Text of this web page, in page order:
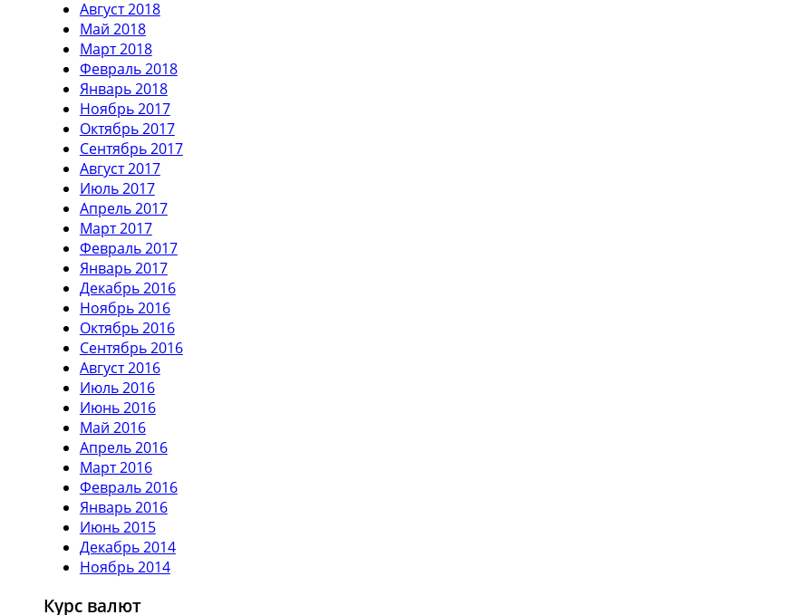
Август 2018
Май 2018
Март 2018
Февраль 2018
Январь 2018
Ноябрь 2017
Октябрь 2017
Сентябрь 2017
Август 2017
Июль 2017
Апрель 2017
Март 2017
Февраль 2017
Январь 2017
Декабрь 2016
Ноябрь 2016
Октябрь 2016
Сентябрь 2016
Август 2016
Июль 2016
Июнь 2016
Май 2016
Апрель 2016
Март 2016
Февраль 2016
Январь 2016
Июнь 2015
Декабрь 2014
Ноябрь 2014
Курс валют